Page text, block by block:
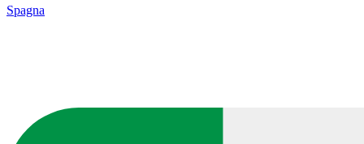
Spagna